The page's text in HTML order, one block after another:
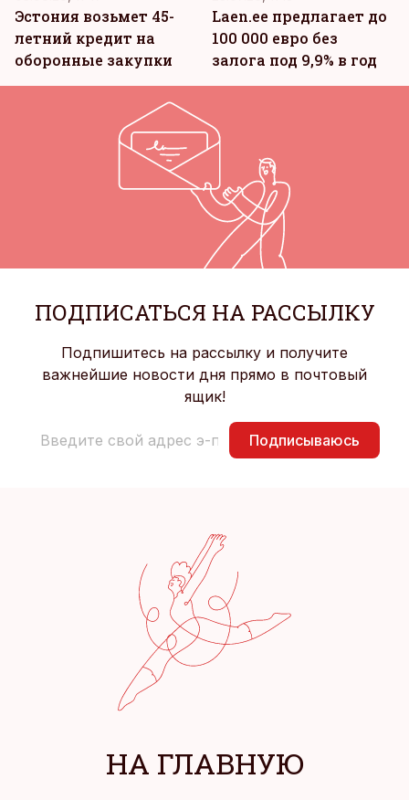
Эстония возьмет 45-
летний кредит на
оборонные закупки
Laen.ee предлагает до
100 000 евро без
залога под 9,9% в год
ПОДПИСАТЬСЯ НА РАССЫЛКУ
Подпишитесь на рассылку и получите
важнейшие новости дня прямо в почтовый
ящик!
Подписываюсь
НА ГЛАВНУЮ